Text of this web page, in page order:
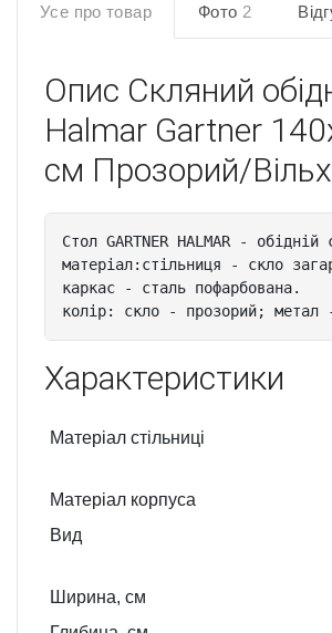
Усе про товар Фото 2
Опис Скляний
Halmar Gartner
см Прозорий/
Cтол GARTNER HALMAR -
матеріал:стільниця - скло
каркас - сталь пофарбована.
колір: скло - прозорий; метал
Характеристики
Матеріал стільниці
Матеріал корпуса
Вид
Ширина, см